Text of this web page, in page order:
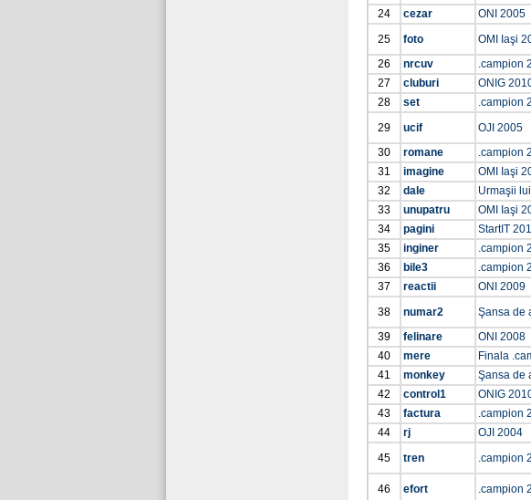
24
cezar ONI 2005
25
foto OMI Iaşi
26
nrcuv .campion
27
cluburi ONIG
28
set .campion
29
ucif OJI 2005
30
romane .campion
31
imagine OMI Iaşi
32
dale Urmaşii
33
unupatru OMI Iaşi
34
pagini StartIT
35
inginer .campion
36
bile3 .campion
37
reactii ONI 2009
38
numar2 Şansa de
39
felinare ONI 2008
40
mere Finala
41
monkey Şansa de
42
control1 ONIG
43
factura .campion
44
rj OJI 2004
45
tren .campion
46 efort .campion